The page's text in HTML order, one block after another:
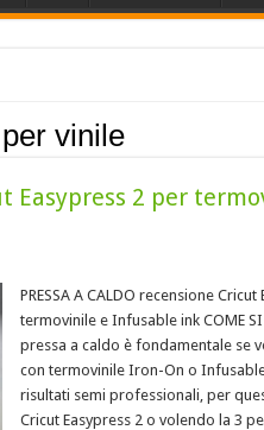
vinile
Easypress 2 per
PRESSA A CALDO recensione
termovinile e Infusable ink COME SI
pressa a caldo è fondamentale se
con termovinile Iron-On o
risultati semi professionali, per
Cricut Easypress 2 o volendo la 3